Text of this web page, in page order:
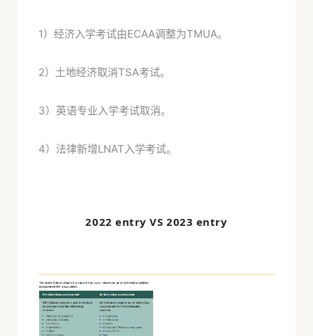
1）经济入学考试由ECAA调整为TMUA。
2）土地经济取消TSA考试。
3）英语专业入学考试取消。
4）法律新增LNAT入学考试。
2022 entry VS 2023 entry